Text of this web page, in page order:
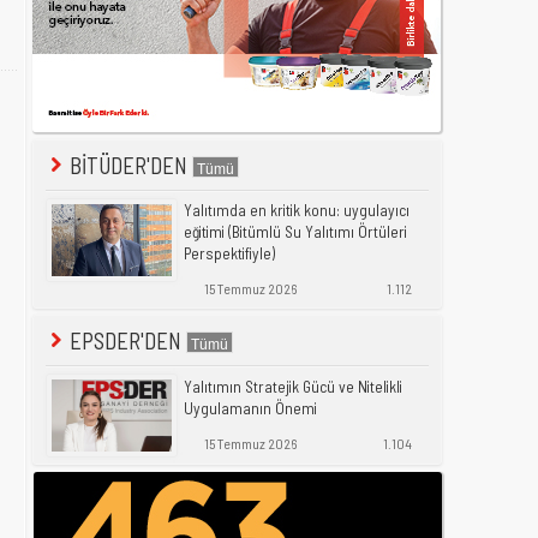
BİTÜDER'DEN
Yalıtımda en kritik konu: uygulayıcı
eğitimi (Bitümlü Su Yalıtımı Örtüleri
Perspektifiyle)
15 Temmuz 2026 1.112
EPSDER'DEN
Yalıtımın Stratejik Gücü ve Nitelikli
Uygulamanın Önemi
15 Temmuz 2026 1.104